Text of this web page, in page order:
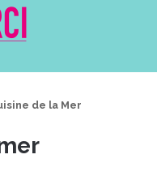
de la Mer